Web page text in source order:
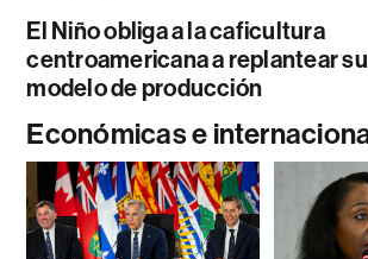
El Niño obliga a la caficultura
centroamericana a replantear su
modelo de producción
Económicas e